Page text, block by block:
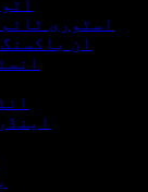
اسٹوری
ان